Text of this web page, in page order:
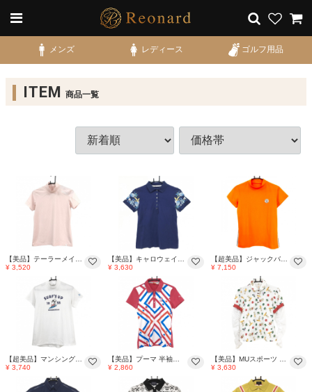
メンズ レディース ゴルフ用品
ITEM 商品一覧
【美品】テーラーメイド 半袖ハイネックシャツ ライトピンク 後ろハーフジップ 肩ロゴ レディース M ゴルフウェア TaylorMade
¥ 3,520
【美品】キャロウェイ 半袖ポロシャツ ネイビー×ブルー×オレンジ 袖パイナップル柄 コットン100％ レディース S ゴルフウェア Callaway
¥ 3,630
【超美品】ジャックバニー 半袖ハイネックシャツ 蛍光オレンジ×白 サイドロゴライン レディース 1(M) ゴルフウェア Jack Bunny
¥ 7,150
【超美品】マンシングウェア 半袖ハイネックシャツ 白×ネイビー ペンギン サーフィン レディース LL ゴルフウェア Munsingwear
¥ 3,740
【美品】プーマ 半袖ポロシャツ 白×レッド系 前面総柄 DRY CELL PealCC Hawaii レディース US-XS ゴルフウェア PUMA
¥ 2,860
【美品】MUスポーツ 半袖ポロシャツ 白×ベージュ×グリーン ドッグ・ハワイアン柄 レディース 40(M) ゴルフウェア M・U SPORTS
¥ 3,630